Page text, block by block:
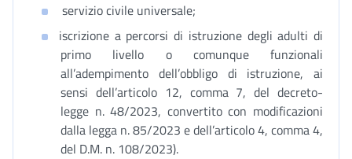
servizio civile universale;
iscrizione a percorsi di istruzione degli adulti di
primo livello o comunque funzionali
all’adempimento dell’obbligo di istruzione, ai
sensi dell’articolo 12, comma 7, del decreto-
legge n. 48/2023, convertito con modificazioni
dalla legga n. 85/2023 e dell’articolo 4, comma 4,
del D.M. n. 108/2023).